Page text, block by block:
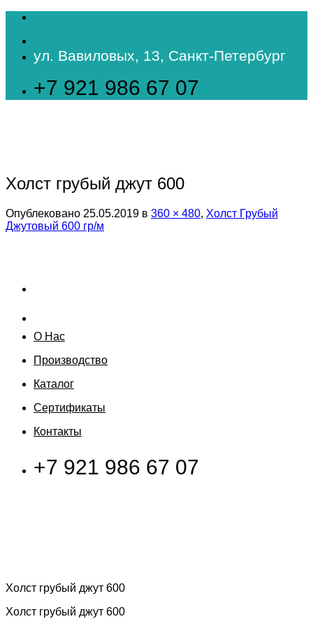
Skip
content
ул. Вавиловых, 13, Санкт-Петербург
+7 921 986 67 07
О Нас
Производство
Каталог
Сертификаты
Контакты
+7 921 986 67 07
Холст грубый джут 600
Опублековано 25.05.2019 в 360 × 480, Холст Грубый
Джутовый 600 гр/м
Холст грубый джут 600
Холст грубый джут 600